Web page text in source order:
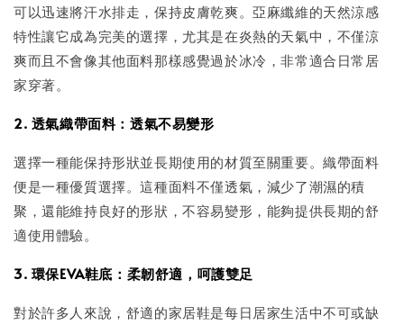
可以迅速將汗水排走，保持皮膚乾爽。亞麻纖維的天然涼感
特性讓它成為完美的選擇，尤其是在炎熱的天氣中，不僅涼
爽而且不會像其他面料那樣感覺過於冰冷，非常適合日常居
家穿著。
2. 透氣織帶面料：透氣不易變形
選擇一種能保持形狀並長期使用的材質至關重要。織帶面料
便是一種優質選擇。這種面料不僅透氣，減少了潮濕的積
聚，還能維持良好的形狀，不容易變形，能夠提供長期的舒
適使用體驗。
3. 環保EVA鞋底：柔韌舒適，呵護雙足
對於許多人來說，舒適的家居鞋是每日居家生活中不可或缺